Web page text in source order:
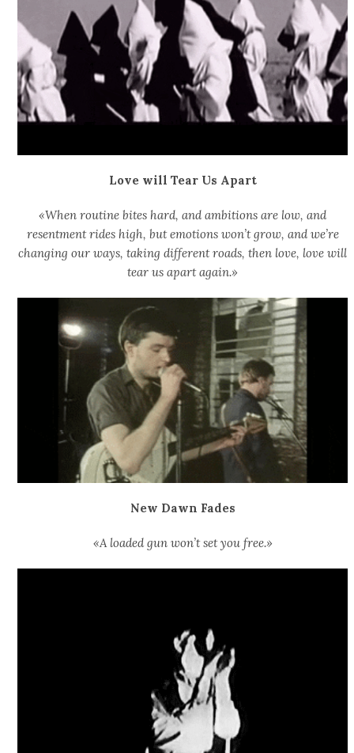
Love will Tear Us Apart
«When routine bites hard, and ambitions are low, and
resentment rides high, but emotions won’t grow, and we’re
changing our ways, taking different roads, then love, love will
tear us apart again.»
New Dawn Fades
«A loaded gun won’t set you free.»